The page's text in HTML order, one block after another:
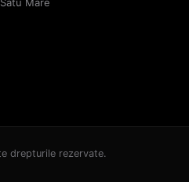
drepturile rezervate.